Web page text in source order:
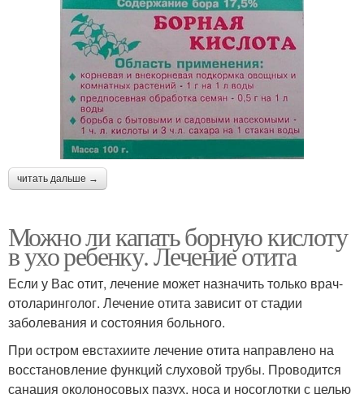
читать дальше →
Можно ли капать борную кислоту
в ухо ребенку. Лечение отита
Если у Вас отит, лечение может назначить только врач-
отоларинголог. Лечение отита зависит от стадии
заболевания и состояния больного.
При остром евстахиите лечение отита направлено на
восстановление функций слуховой трубы. Проводится
санация околоносовых пазух, носа и носоглотки с целью